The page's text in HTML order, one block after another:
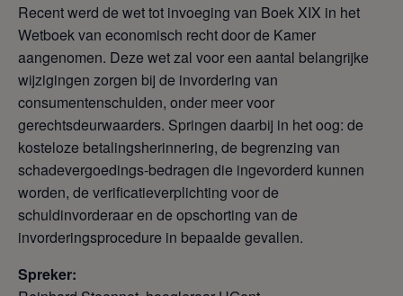
Recent werd de wet tot invoeging van Boek XIX in het
Wetboek van economisch recht door de Kamer
aangenomen. Deze wet zal voor een aantal belangrijke
wijzigingen zorgen bij de invordering van
consumentenschulden, onder meer voor
gerechtsdeurwaarders. Springen daarbij in het oog: de
kosteloze betalingsherinnering, de begrenzing van
schadevergoedings-bedragen die ingevorderd kunnen
worden, de verificatieverplichting voor de
schuldinvorderaar en de opschorting van de
invorderingsprocedure in bepaalde gevallen.
Spreker: